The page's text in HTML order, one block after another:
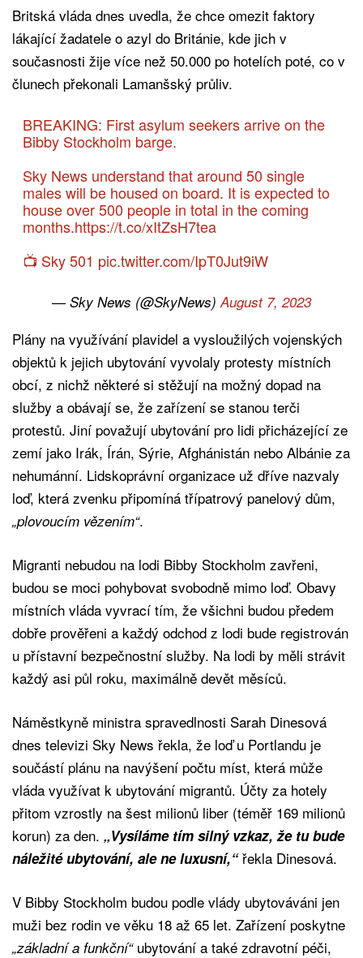
Britská vláda dnes uvedla, že chce omezit faktory
lákající žadatele o azyl do Británie, kde jich v
současnosti žije více než 50.000 po hotelích poté, co v
člunech překonali Lamanšský průliv.
BREAKING: First asylum seekers arrive on the
Bibby Stockholm barge.
Sky News understand that around 50 single
males will be housed on board. It is expected to
house over 500 people in total in the coming
months.https://t.co/xItZsH7tea
📺 Sky 501 pic.twitter.com/IpT0Jut9iW
— Sky News (@SkyNews) August 7, 2023
Plány na využívání plavidel a vysloužilých vojenských
objektů k jejich ubytování vyvolaly protesty místních
obcí, z nichž některé si stěžují na možný dopad na
služby a obávají se, že zařízení se stanou terči
protestů. Jiní považují ubytování pro lidi přicházející ze
zemí jako Irák, Írán, Sýrie, Afghánistán nebo Albánie za
nehumánní. Lidskoprávní organizace už dříve nazvaly
loď, která zvenku připomíná třípatrový panelový dům,
„plovoucím vězením“.
Migranti nebudou na lodi Bibby Stockholm zavřeni,
budou se moci pohybovat svobodně mimo loď. Obavy
místních vláda vyvrací tím, že všichni budou předem
dobře prověřeni a každý odchod z lodi bude registrován
u přístavní bezpečnostní služby. Na lodi by měli strávit
každý asi půl roku, maximálně devět měsíců.
Náměstkyně ministra spravedlnosti Sarah Dinesová
dnes televizi Sky News řekla, že loď u Portlandu je
součástí plánu na navýšení počtu míst, která může
vláda využívat k ubytování migrantů. Účty za hotely
přitom vzrostly na šest milionů liber (téměř 169 milionů
korun) za den. „Vysíláme tím silný vzkaz, že tu bude
náležité ubytování, ale ne luxusní,“řekla Dinesová.
V Bibby Stockholm budou podle vlády ubytováváni jen
muži bez rodin ve věku 18 až 65 let. Zařízení poskytne
„základní a funkční“ubytování a také zdravotní péči,